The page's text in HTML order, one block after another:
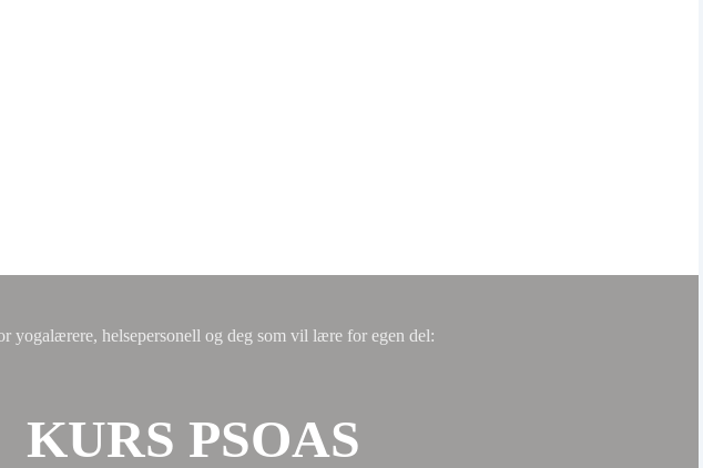
yogalærere, helsepersonell og deg som vil lære for egen del:
KURS PSOAS